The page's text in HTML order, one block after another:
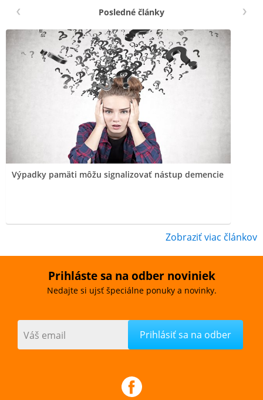
Posledné články
Výpadky pamäti môžu signalizovať nástup demencie
Zobraziť viac článkov
Prihláste sa na odber noviniek
Nedajte si ujsť špeciálne ponuky a novinky.
Váš email